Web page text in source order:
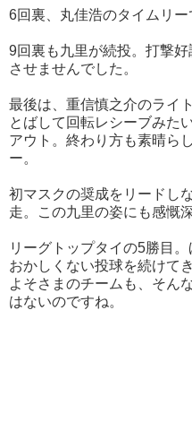
6回裏、丸佳浩のタイムリー
9回裏も九里が続投。打撃
させませんでした。
最後は、重信慎之介のライ
とばして回転レシーブみた
アウト。終わり方も素晴ら
ー。
初マスクの奨成をリードし
走。この九里の姿にも感慨
リーグトップタイの5勝目
おかしくない投球を続けて
よそさまのチームも、そん
はないのですね。